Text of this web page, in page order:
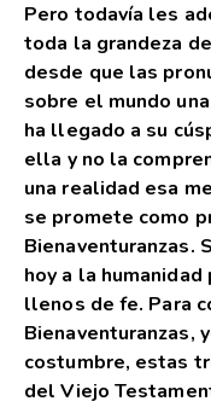
Pero todavía les
toda la grandeza
desde que las
sobre el mundo
ha llegado a su
ella y no la
una realidad esa
se promete como
Bienaventuranzas.
hoy a la
llenos de fe. Para
Bienaventuranzas,
costumbre, estas
del Viejo